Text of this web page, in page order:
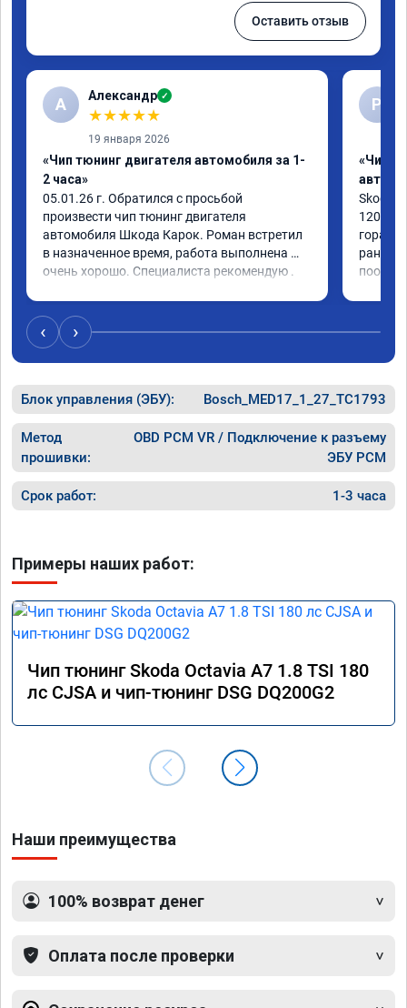
Оставить отзыв
А Александр ✓
★★★★★
19 января 2026
«Чип тюнинг двигателя автомобиля за 1-
2 часа»
05.01.26 г. Обратился с просьбой
произвести чип тюнинг двигателя
автомобиля Шкода Карок. Роман встретил
в назначенное время, работа выполнена
очень хорошо. Специалиста рекомендую .
Р
«Чип
Skoda
120
раньше
‹ ›
Блок управления (ЭБУ): Bosch_MED17_1_27_TC1793
Метод
прошивки:
OBD PCM VR / Подключение к разъему
ЭБУ PCM
Срок работ: 1-3 часа
Примеры наших работ:
Чип тюнинг Skoda Octavia A7 1.8 TSI 180
лс CJSA и чип-тюнинг DSG DQ200G2
Наши преимущества
100% возврат денег
Оплата после проверки